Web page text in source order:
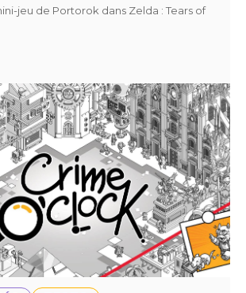
jeu de Portorok dans Zelda : Tears of